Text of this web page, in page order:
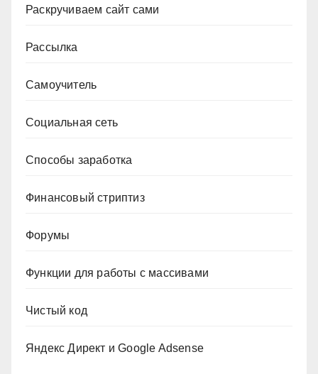
Раскручиваем сайт сами
Рассылка
Самоучитель
Социальная сеть
Способы заработка
Финансовый стриптиз
Форумы
Функции для работы с массивами
Чистый код
Яндекс Директ и Google Adsense